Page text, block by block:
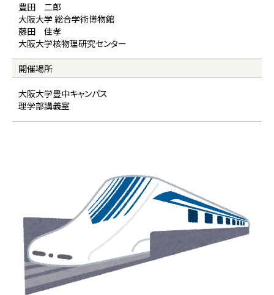
豊田 二郎
大阪大学 総合学術博物館
藤田 佳孝
大阪大学核物理研究センター
開催場所
大阪大学豊中キャンパス
理学部講義室